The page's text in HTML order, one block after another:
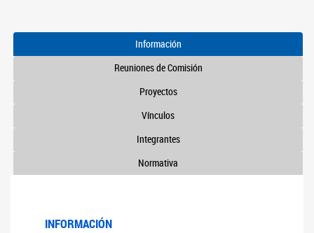
Información
Reuniones de Comisión
Proyectos
Vínculos
Integrantes
Normativa
INFORMACIÓN